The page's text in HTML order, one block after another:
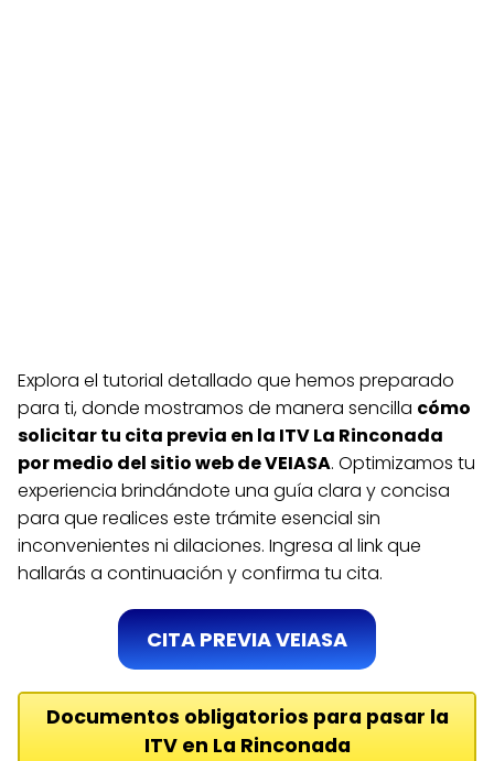
Explora el tutorial detallado que hemos preparado
para ti, donde mostramos de manera sencilla cómo
solicitar tu cita previa en la ITV La Rinconada
por medio del sitio web de VEIASA. Optimizamos tu
experiencia brindándote una guía clara y concisa
para que realices este trámite esencial sin
inconvenientes ni dilaciones. Ingresa al link que
hallarás a continuación y confirma tu cita.
CITA PREVIA VEIASA
Documentos obligatorios para pasar la
ITV en La Rinconada